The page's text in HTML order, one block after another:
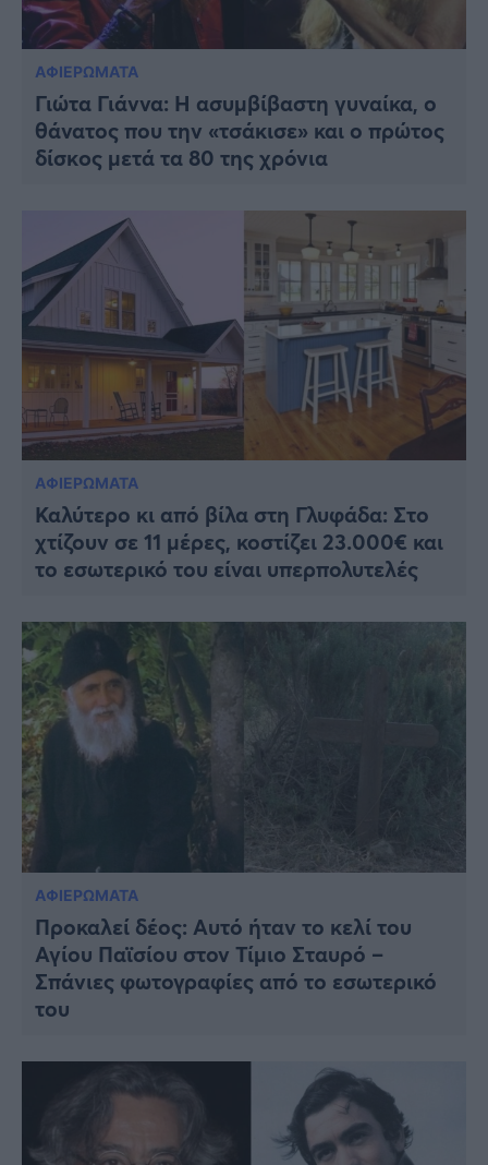
ΑΦΙΕΡΩΜΑΤΑ
Γιώτα Γιάννα: Η ασυμβίβαστη γυναίκα, ο
θάνατος που την «τσάκισε» και ο πρώτος
δίσκoς μετά τα 80 της χρόνια
ΑΦΙΕΡΩΜΑΤΑ
Καλύτερο κι από βίλα στη Γλυφάδα: Στο
χτίζουν σε 11 μέρες, κοστίζει 23.000€ και
το εσωτερικό του είναι υπερπολυτελές
ΑΦΙΕΡΩΜΑΤΑ
Προκαλεί δέος: Αυτό ήταν το κελί του
Αγίου Παϊσίου στον Τίμιο Σταυρό –
Σπάνιες φωτογραφίες από το εσωτερικό
του